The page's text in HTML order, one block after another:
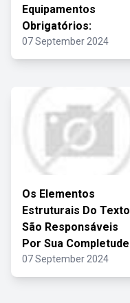
Equipamentos
Obrigatórios:
07 September 2024
Os Elementos
Estruturais Do Texto
São Responsáveis
Por Sua Completude
07 September 2024